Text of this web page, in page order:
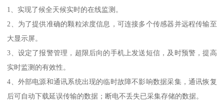
1、实现了候全天候实时的在线监测。
2、为了提供准确的颗粒浓度信息，可连接多个传感器并远程传输至
大显示屏。
3、设定了报警管理，超限后向的手机上发送短信，及时预警，提高
实时监测的有效性。
4、外部电源和通讯系统出现的临时故障不影响数据采集，通讯恢复
后可自动下载延误传输的数据；断电不丢失已采集存储的数据。